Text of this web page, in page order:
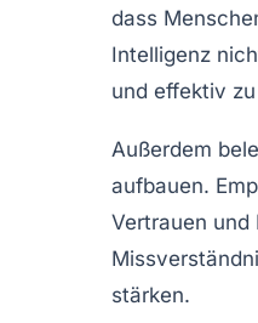
dass
Intelligenz
und effektiv
Außerdem
aufbauen.
Vertrauen und
stärken.